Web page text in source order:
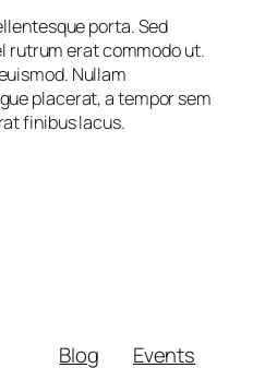
porta. Sed
rutrum erat commodo ut.
Nullam
placerat, a tempor sem
finibus lacus.
Blog Events